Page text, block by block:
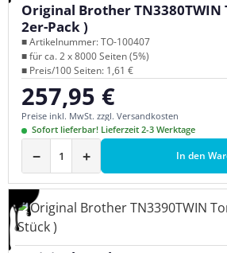
Original Brother TN3380TWIN
2er-Pack )
■ Artikelnummer: TO-100407
■ für ca. 2 x 8000 Seiten (5%)
■ Preis/100 Seiten: 1,61 €
Regulärer Preis:
257,95 €
Preise inkl. MwSt. zzgl. Versandkosten
Sofort lieferbar! Lieferzeit 2-3 Werktage
− + In den